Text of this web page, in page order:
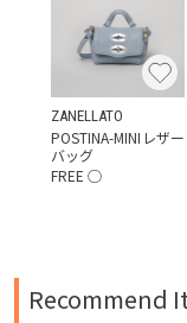
ZANELLATO
POSTINA-MINIレザー
バッグ
FREE ◯
Recommend